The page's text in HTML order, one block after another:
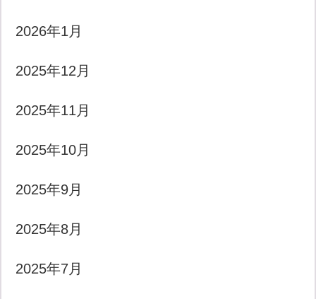
2026年1月
2025年12月
2025年11月
2025年10月
2025年9月
2025年8月
2025年7月